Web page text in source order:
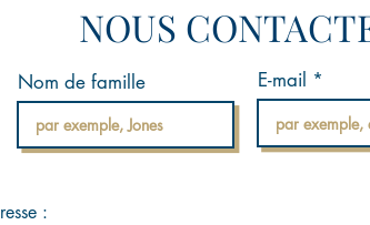
NOUS
Nom de famille E-mail
: